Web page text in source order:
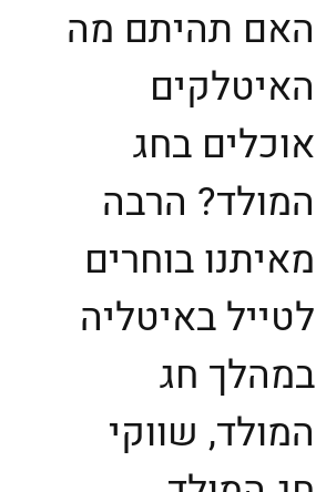
האם תהיתם מה
האיטלקים
אוכלים בחג
המולד? הרבה
מאיתנו בוחרים
לטייל באיטליה
במהלך חג
המולד, שווקי